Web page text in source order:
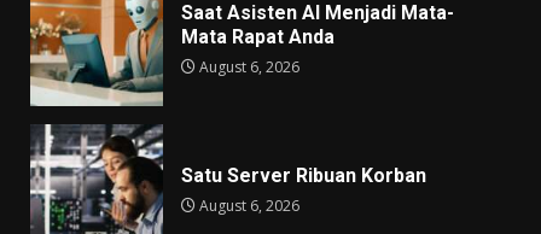
Saat Asisten AI Menjadi Mata-
Mata Rapat Anda
August 6, 2026
Satu Server Ribuan Korban
August 6, 2026